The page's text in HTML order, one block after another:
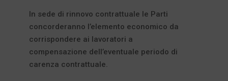
In sede di rinnovo contrattuale le Parti
concorderanno l’elemento economico da
corrispondere ai lavoratori a
compensazione dell’eventuale periodo di
carenza contrattuale.